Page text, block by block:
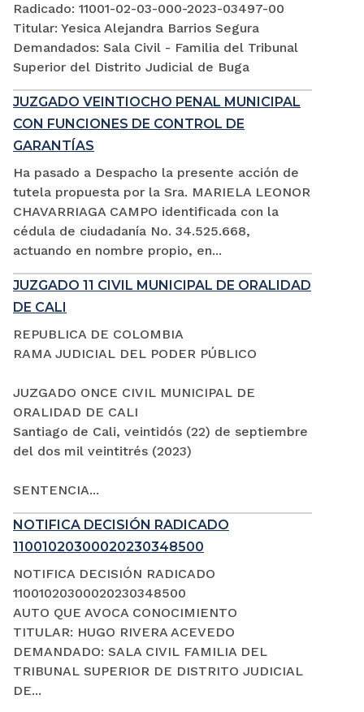
Radicado: 11001-02-03-000-2023-03497-00
Titular: Yesica Alejandra Barrios Segura
Demandados: Sala Civil - Familia del Tribunal
Superior del Distrito Judicial de Buga
JUZGADO VEINTIOCHO PENAL MUNICIPAL
CON FUNCIONES DE CONTROL DE
GARANTÍAS
Ha pasado a Despacho la presente acción de
tutela propuesta por la Sra. MARIELA LEONOR
CHAVARRIAGA CAMPO identificada con la
cédula de ciudadanía No. 34.525.668,
actuando en nombre propio, en...
JUZGADO 11 CIVIL MUNICIPAL DE ORALIDAD
DE CALI
REPUBLICA DE COLOMBIA
RAMA JUDICIAL DEL PODER PÚBLICO
JUZGADO ONCE CIVIL MUNICIPAL DE
ORALIDAD DE CALI
Santiago de Cali, veintidós (22) de septiembre
del dos mil veintitrés (2023)
SENTENCIA...
NOTIFICA DECISIÓN RADICADO
11001020300020230348500
NOTIFICA DECISIÓN RADICADO
11001020300020230348500
AUTO QUE AVOCA CONOCIMIENTO
TITULAR: HUGO RIVERA ACEVEDO
DEMANDADO: SALA CIVIL FAMILIA DEL
TRIBUNAL SUPERIOR DE DISTRITO JUDICIAL
DE...